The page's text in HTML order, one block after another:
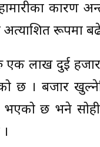
कारण
रूपमा
रु एक लाख दुई
छ । बजार
भएको छ भने